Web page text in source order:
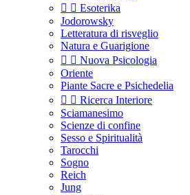
  Esoterika
Jodorowsky
Letteratura di risveglio
Natura e Guarigione
  Nuova Psicologia
Oriente
Piante Sacre e Psichedelia
  Ricerca Interiore
Sciamanesimo
Scienze di confine
Sesso e Spiritualità
Tarocchi
Sogno
Reich
Jung